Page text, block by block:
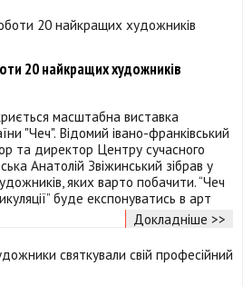
20 найкращих художників
масштабна виставка
"Чеч". Відомий івано-франківський
та директор Центру сучасного
Анатолій Звіжинський зібрав у
яких варто побачити. “Чеч
буде експонуватись в арт
Докладніше >>